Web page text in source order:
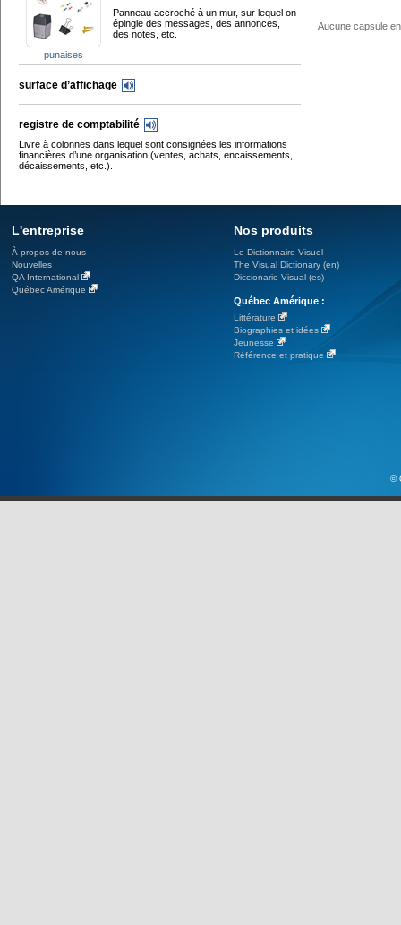
punaises
Panneau accroché à un mur, sur lequel on
épingle des messages, des annonces,
des notes, etc.
surface d’affichage
registre de comptabilité
Livre à colonnes dans lequel sont consignées les informations
financières d’une organisation (ventes, achats, encaissements,
décaissements, etc.).
Aucune capsule
L'entreprise
À propos de nous
Nouvelles
QA International
Québec Amérique
Nos produits
Le Dictionnaire Visuel
The Visual Dictionary (en)
Diccionario Visual (es)
Québec Amérique :
Littérature
Biographies et idées
Jeunesse
Référence et pratique
©